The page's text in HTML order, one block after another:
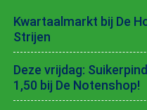
Kwartaalmarkt bij De
Strijen
Deze vrijdag:
1,50 bij De Notenshop!